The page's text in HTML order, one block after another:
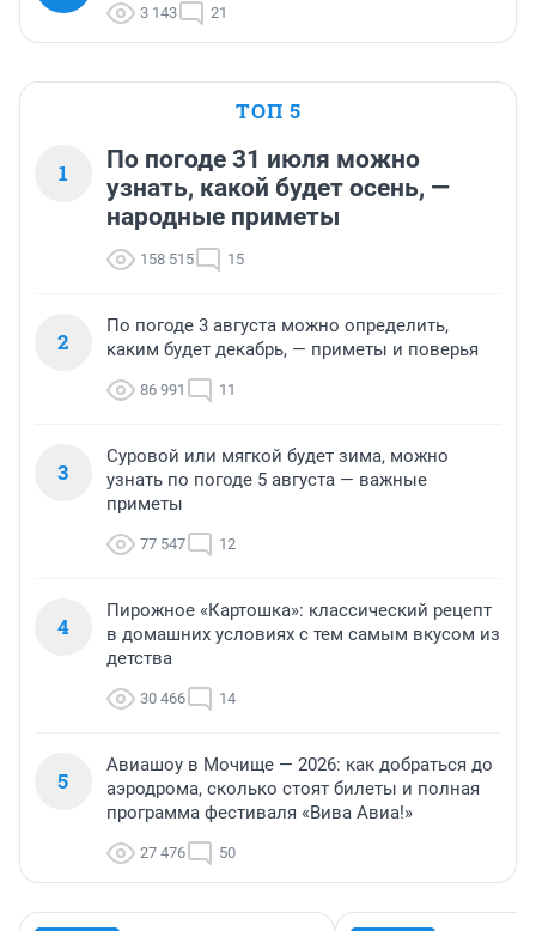
3 143 21
ТОП 5
1
По погоде 31 июля можно
узнать, какой будет осень, —
народные приметы
158 515 15
2
По погоде 3 августа можно определить,
каким будет декабрь, — приметы и поверья
86 991 11
3
Суровой или мягкой будет зима, можно
узнать по погоде 5 августа — важные
приметы
77 547 12
4
Пирожное «Картошка»: классический рецепт
в домашних условиях с тем самым вкусом из
детства
30 466 14
5
Авиашоу в Мочище — 2026: как добраться до
аэродрома, сколько стоят билеты и полная
программа фестиваля «Вива Авиа!»
27 476 50